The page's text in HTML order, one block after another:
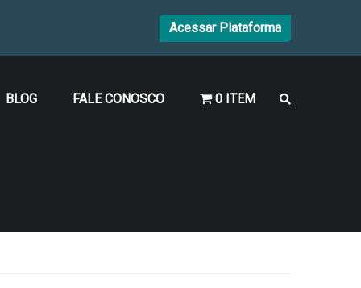
Acessar Plataforma
BLOG FALE CONOSCO 0 ITEM